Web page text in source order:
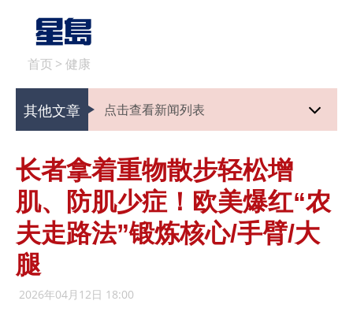
首页 > 健康
其他文章 点击查看新闻列表
长者拿着重物散步轻松增
肌、防肌少症！欧美爆红“农
夫走路法”锻炼核心/手臂/大
腿
2026年04月12日 18:00